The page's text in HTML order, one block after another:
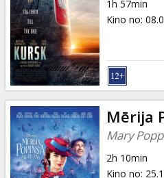
1h 57min
Kino no:
Mērija
Mary
2h 10min
Kino no: